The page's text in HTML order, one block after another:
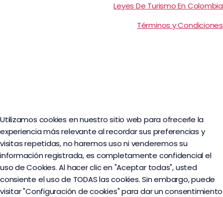
Leyes De Turismo En Colombia
Términos y Condiciones
Utilizamos cookies en nuestro sitio web para ofrecerle la
experiencia más relevante al recordar sus preferencias y
visitas repetidas, no haremos uso ni venderemos su
información registrada, es completamente confidencial el
uso de Cookies. Al hacer clic en "Aceptar todas", usted
consiente el uso de TODAS las cookies. Sin embargo, puede
visitar "Configuración de cookies" para dar un consentimiento